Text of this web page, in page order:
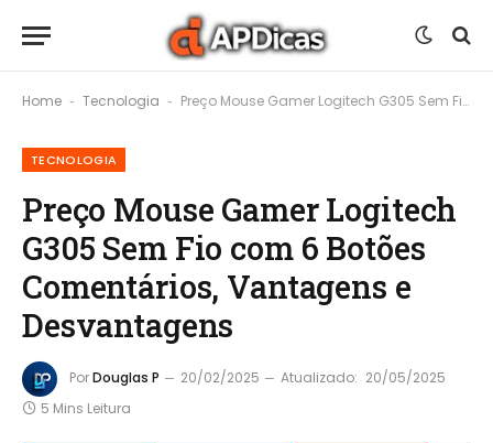
Home - Tecnologia - Preço Mouse Gamer Logitech G305 Sem Fio com 6 Botões Comentários, Vantagens e Desvantagens
TECNOLOGIA
Preço Mouse Gamer Logitech
G305 Sem Fio com 6 Botões
Comentários, Vantagens e
Desvantagens
PorDouglas P 20/02/2025 Atualizado: 20/05/2025
5 Mins Leitura